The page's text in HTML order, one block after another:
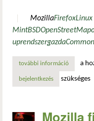
MozillaFirefoxLinux
MintBSDOpenStreetMap
uprendszergazda
további információ a
bejelentkezés szükséges
Mozilla